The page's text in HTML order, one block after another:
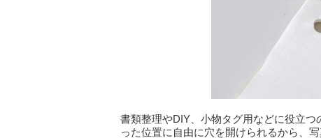
書類整理やDIY、小物タグ用などに役立
った位置に自由に穴を開けられるから、